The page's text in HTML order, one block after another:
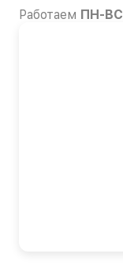
Работаем ПН-ВС